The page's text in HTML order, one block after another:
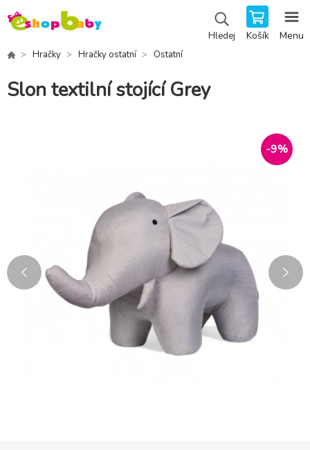
Hledej Košík Menu
Hračky Hračky ostatní Ostatní
Slon textilní stojící Grey
-9%